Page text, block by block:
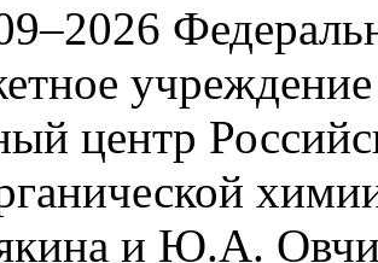
центр
и Ю.А.